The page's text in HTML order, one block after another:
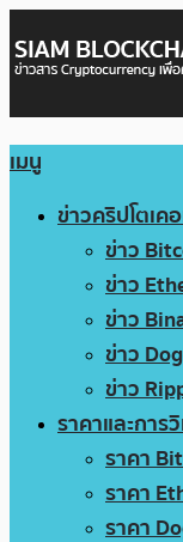
เมนู
ข่าวคริปโตเค
ข่าว
ข่าว
ข่าว
ข่าว
ข่าว
ราคาและการ
ราคา
ราคา
ราคา